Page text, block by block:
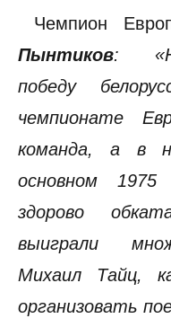
Чемпион
Пынтиков:
победу
чемпионате
команда, а в
основном
здорово
выиграли
Михаил Тайц,
организовать